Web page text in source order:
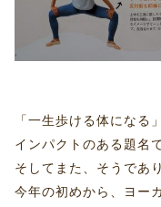
「一生歩ける体にな
インパクトのある題名
そしてまた、そうであ
今年の初めから、ヨー